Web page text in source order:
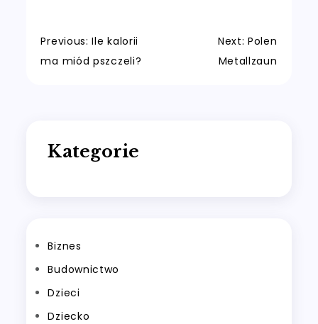
Nawigacja
Previous: Ile kalorii
ma miód pszczeli?
Next: Polen
Metallzaun
Kategorie
Biznes
Budownictwo
Dzieci
Dziecko